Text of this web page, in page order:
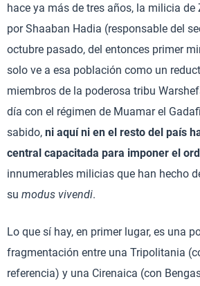
hace ya más de tres años, la milicia de
por Shaaban Hadia (responsable del
octubre pasado, del entonces primer
solo ve a esa población como un
miembros de la poderosa tribu
día con el régimen de Muamar el
sabido, ni aquí ni en el resto del país
central capacitada para imponer el
innumerables milicias que han hecho
su modus vivendi.
Lo que sí hay, en primer lugar, es una
fragmentación entre una Tripolitania
referencia) y una Cirenaica (con